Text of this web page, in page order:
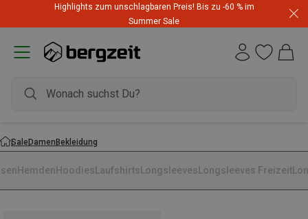
Highlights zum unschlagbaren Preis! Bis zu -60 % im
Summer Sale
SaleDamenBekleidung
Hemden Hoodies Laufshirts Longsleeves Longsleeves Freizeit